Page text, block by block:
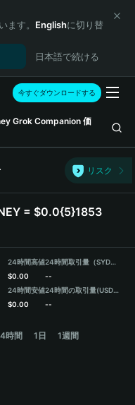
ます。 Englishに切り替
日本語で続ける
今すぐダウンロードする
Grok Companion 価
リスク
= $0.0{5}1853
24時間高値
$0.00
24時間安値
$0.00
24時間取引量（SYDNEY）
--
24時間の取引量(USDT)
--
4時間 1日 1週間